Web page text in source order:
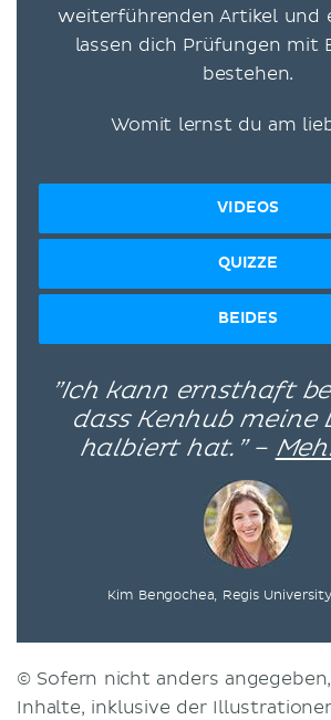
weiterführenden Artikel und
lassen dich Prüfungen mit
bestehen.
Womit lernst du am
VIDEOS
QUIZZE
BEIDES
”Ich kann ernsthaft
dass Kenhub meine
halbiert hat.” –
Kim Bengochea, Regis
© Sofern nicht anders
Inhalte, inklusive der